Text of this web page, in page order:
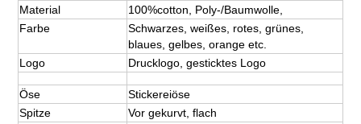
Material
100%cotton, Poly-/Baumwolle,
Farbe
Schwarzes, weißes, rotes, grünes,
blaues, gelbes, orange etc.
Logo
Drucklogo, gesticktes Logo
Öse
Stickereiöse
Spitze
Vor gekurvt, flach